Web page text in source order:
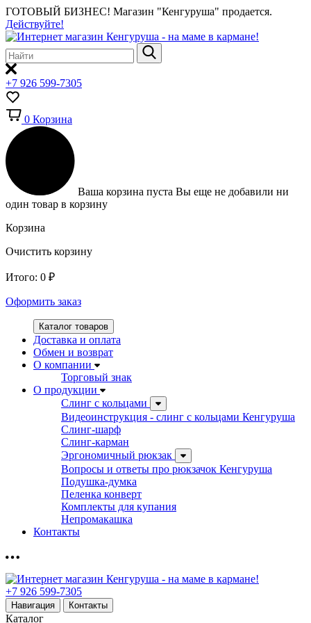
ГОТОВЫЙ БИЗНЕС! Магазин "Кенгуруша" продается.
Действуйте!
+7 926 599-7305
0 Корзина
Ваша корзина пуста Вы еще не добавили ни
один товар в корзину
Корзина
Очистить корзину
Итого: 0 ₽
Оформить заказ
Каталог товаров
Доставка и оплата
Обмен и возврат
О компании
Торговый знак
О продукции
Слинг с кольцами
Видеоинструкция - слинг с кольцами Кенгуруша
Слинг-шарф
Слинг-карман
Эргономичный рюкзак
Вопросы и ответы про рюкзачок Кенгуруша
Подушка-думка
Пеленка конверт
Комплекты для купания
Непромакашка
Контакты
+7 926 599-7305
Навигация Контакты
Каталог